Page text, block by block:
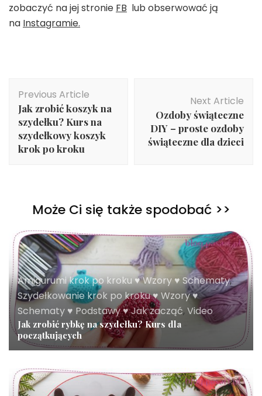
zobaczyć na jej stronie FB lub obserwować ją
na Instagramie.
Navigation
Previous Article
Jak zrobić koszyk na
szydełku? Kurs na
szydełkowy koszyk
krok po kroku
Next Article
Ozdoby świąteczne
DIY – proste ozdoby
świąteczne dla dzieci
Może Ci się także spodobać >>
Amigurumi krok po kroku ♥ Wzory ♥ Schematy,
Szydełkowanie krok po kroku ♥ Wzory ♥
Schematy ♥ Podstawy ♥ Jak zacząć, Video
Jak zrobić rybkę na szydełku? Kurs dla
początkujących